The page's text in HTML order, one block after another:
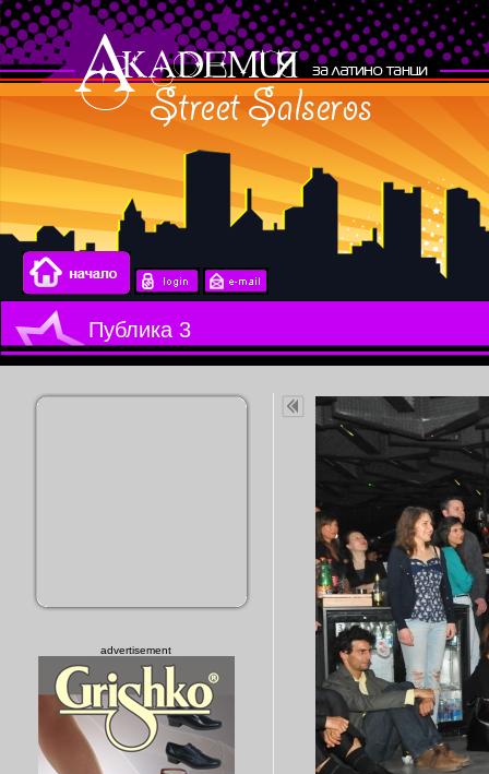
Публика 3
advertisement